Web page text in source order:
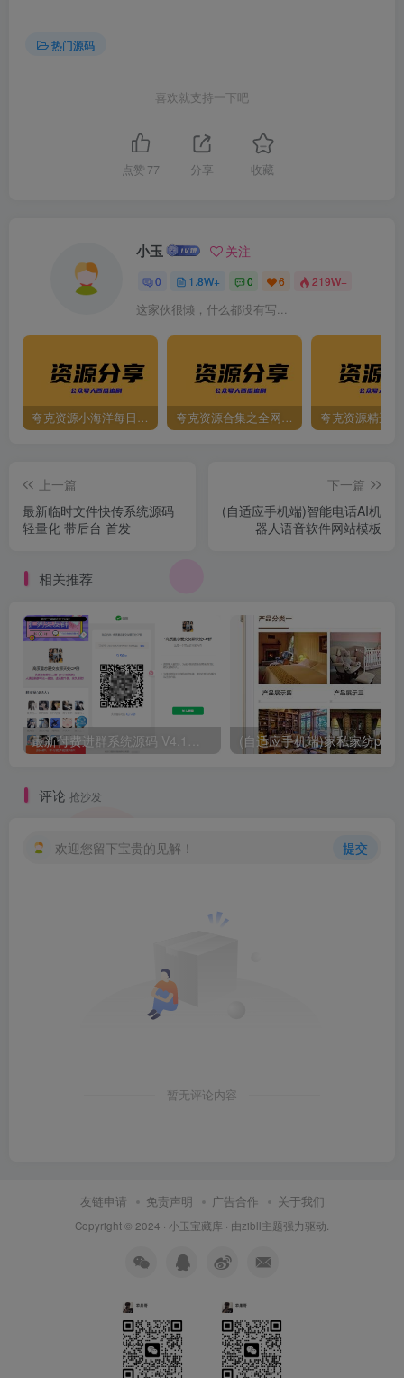
热门源码
喜欢就支持一下吧
点赞 77 分享 收藏
小玉 关注
0 1.8W+ 0 6 219W+
这家伙很懒，什么都没有写...
夸克资源小海洋每日更新资源大汇总（持续更新） 夸克资源合集之全网影视 夸克资源精选
上一篇
最新临时文件快传系统源码
轻量化 带后台 首发
下一篇
(自适应手机端)智能电话AI机
器人语音软件网站模板
相关推荐
最新付费进群系统源码 V4.1全开源版本源码 附教程
评论 抢沙发
欢迎您留下宝贵的见解！ 提交
暂无评论内容
友链申请 免责声明 广告合作 关于我们
Copyright © 2024 · 小玉宝藏库 · 由zibll主题强力驱动.